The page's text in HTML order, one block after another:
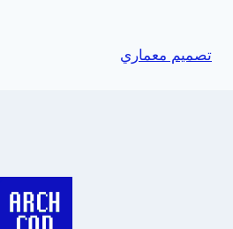
تصميم معماري